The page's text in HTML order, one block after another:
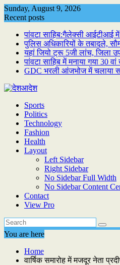
Skip
to
Sunday, August 9, 2026
Recent posts
पांवटा साहिब:गैलेक्सी आईटीआई
पुलिस अधिकारियों के तबादले,
यहां जियो ट्रू 5जी लांच, जिला
पांवटा साहिब में मनाया गया 30 वां
GDC भरली आंजभोज में चलाया
Sports
Politics
Technology
Fashion
Health
Layout
Left Sidebar
Right Sidebar
No Sidebar Full Width
No Sidebar Content
Contact
View Pro
You are here
Home
वार्षिक समारोह में मजदूर नेता